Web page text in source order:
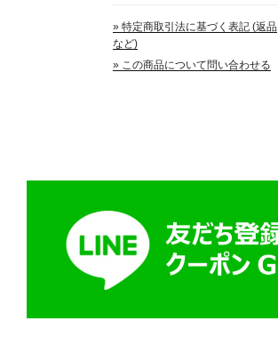
» 特定商取引法に基づく表記 (返品
など)
» この商品について問い合わせる